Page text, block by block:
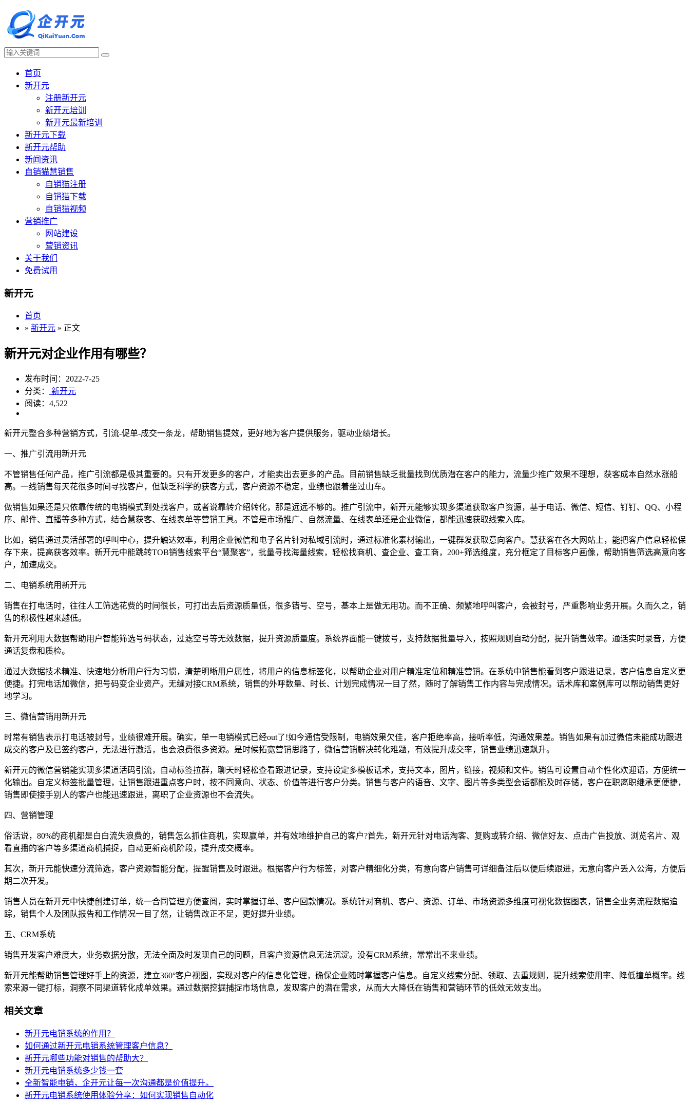
首页
新开元
注册新开元
新开元培训
新开元最新培训
新开元下载
新开元帮助
新闻资讯
自销猫慧销售
自销猫注册
自销猫下载
自销猫视频
营销推广
网站建设
营销资讯
关于我们
免费试用
新开元
首页
» 新开元 » 正文
新开元对企业作用有哪些？
发布时间：2022-7-25
分类：
新开元
阅读：4,522
新开元整合多种营销方式，引流-促单-成交一条龙，帮助销售提效，更好地为客户提供服务，驱动业绩增长。
一、推广引流用新开元
不管销售任何产品，推广引流都是极其重要的。只有开发更多的客户，才能卖出去更多的产品。目前销售缺乏批量找到优质潜在客户的能力，流量少推广效果不理想，获客成本自然水涨船
高。一线销售每天花很多时间寻找客户，但缺乏科学的获客方式，客户资源不稳定，业绩也跟着坐过山车。
做销售如果还是只依靠传统的电销模式到处找客户，或者说靠转介绍转化，那是远远不够的。推广引流中，新开元能够实现多渠道获取客户资源，基于电话、微信、短信、钉钉、QQ、小程
序、邮件、直播等多种方式，结合慧获客、在线表单等营销工具。不管是市场推广、自然流量、在线表单还是企业微信，都能迅速获取线索入库。
比如，销售通过灵活部署的呼叫中心，提升触达效率，利用企业微信和电子名片针对私域引流时，通过标准化素材输出，一键群发获取意向客户。慧获客在各大网站上，能把客户信息轻松保
存下来，提高获客效率。新开元中能跳转TOB销售线索平台“慧聚客”，批量寻找海量线索，轻松找商机、查企业、查工商，200+筛选维度，充分框定了目标客户画像，帮助销售筛选高意向客
户，加速成交。
二、电销系统用新开元
销售在打电话时，往往人工筛选花费的时间很长，可打出去后资源质量低，很多错号、空号，基本上是做无用功。而不正确、频繁地呼叫客户，会被封号，严重影响业务开展。久而久之，销
售的积极性越来越低。
新开元利用大数据帮助用户智能筛选号码状态，过滤空号等无效数据，提升资源质量度。系统界面能一键拨号，支持数据批量导入，按照规则自动分配，提升销售效率。通话实时录音，方便
通话复盘和质检。
通过大数据技术精准、快速地分析用户行为习惯，清楚明晰用户属性，将用户的信息标签化，以帮助企业对用户精准定位和精准营销。在系统中销售能看到客户跟进记录，客户信息自定义更
便捷。打完电话加微信，把号码变企业资产。无缝对接CRM系统，销售的外呼数量、时长、计划完成情况一目了然，随时了解销售工作内容与完成情况。话术库和案例库可以帮助销售更好
地学习。
三、微信营销用新开元
时常有销售表示打电话被封号，业绩很难开展。确实，单一电销模式已经out了!如今通信受限制，电销效果欠佳，客户拒绝率高，接听率低，沟通效果差。销售如果有加过微信未能成功跟进
成交的客户及已签约客户，无法进行激活，也会浪费很多资源。是时候拓宽营销思路了，微信营销解决转化难题，有效提升成交率，销售业绩迅速飙升。
新开元的微信营销能实现多渠道活码引流，自动标签拉群，聊天时轻松查看跟进记录，支持设定多模板话术，支持文本，图片，链接，视频和文件。销售可设置自动个性化欢迎语，方便统一
化输出。自定义标签批量管理，让销售跟进重点客户时，按不同意向、状态、价值等进行客户分类。销售与客户的语音、文字、图片等多类型会话都能及时存储，客户在职离职继承更便捷，
销售即使接手别人的客户也能迅速跟进，离职了企业资源也不会流失。
四、营销管理
俗话说，80%的商机都是白白流失浪费的，销售怎么抓住商机，实现赢单，并有效地维护自己的客户?首先，新开元针对电话淘客、复购或转介绍、微信好友、点击广告投放、浏览名片、观
看直播的客户等多渠道商机捕捉，自动更新商机阶段，提升成交概率。
其次，新开元能快速分流筛选，客户资源智能分配，提醒销售及时跟进。根据客户行为标签，对客户精细化分类，有意向客户销售可详细备注后以便后续跟进，无意向客户丢入公海，方便后
期二次开发。
销售人员在新开元中快捷创建订单，统一合同管理方便查阅，实时掌握订单、客户回款情况。系统针对商机、客户、资源、订单、市场资源多维度可视化数据图表，销售全业务流程数据追
踪，销售个人及团队报告和工作情况一目了然，让销售改正不足，更好提升业绩。
五、CRM系统
销售开发客户难度大，业务数据分散，无法全面及时发现自己的问题，且客户资源信息无法沉淀。没有CRM系统，常常出不来业绩。
新开元能帮助销售管理好手上的资源，建立360°客户视图，实现对客户的信息化管理，确保企业随时掌握客户信息。自定义线索分配、领取、去重规则，提升线索使用率、降低撞单概率。线
索来源一键打标，洞察不同渠道转化成单效果。通过数据挖掘捕捉市场信息，发现客户的潜在需求，从而大大降低在销售和营销环节的低效无效支出。
相关文章
新开元电销系统的作用？
如何通过新开元电销系统管理客户信息？
新开元哪些功能对销售的帮助大？
新开元电销系统多少钱一套
全新智能电销，企开元让每一次沟通都是价值提升。
新开元电销系统使用体验分享：如何实现销售自动化